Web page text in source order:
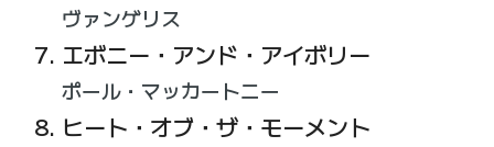
ヴァンゲリス
エボニー・アンド・アイボリー
ポール・マッカートニー
ヒート・オブ・ザ・モーメント